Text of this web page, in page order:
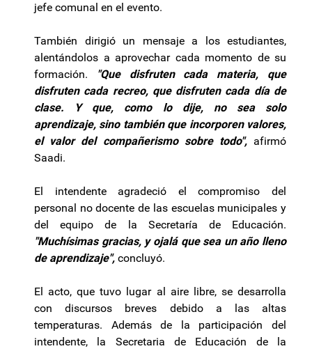
jefe comunal en el evento.
También dirigió un mensaje a los estudiantes,
alentándolos a aprovechar cada momento de su
formación.
"Que disfruten cada materia, que
disfruten cada recreo, que disfruten cada día de
clase. Y que, como lo dije, no sea solo
aprendizaje, sino también que incorporen valores,
el valor del compañerismo sobre todo", afirmó
Saadi.
El intendente agradeció el compromiso del
personal no docente de las escuelas municipales y
del equipo de la Secretaría de Educación.
"Muchísimas gracias, y ojalá que sea un año lleno
de aprendizaje", concluyó.
El acto, que tuvo lugar al aire libre, se desarrolla
con discursos breves debido a las altas
temperaturas. Además de la participación del
intendente, la Secretaria de Educación de la